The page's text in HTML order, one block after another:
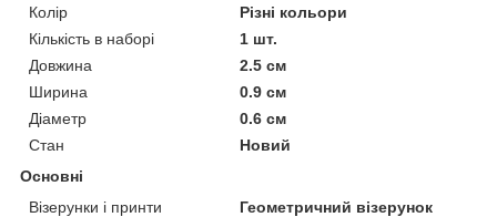
Колір
Різні кольори
Кількість в наборі
1 шт.
Довжина
2.5 см
Ширина
0.9 см
Діаметр
0.6 см
Стан
Новий
Основні
Візерунки і принти
Геометричний візерунок